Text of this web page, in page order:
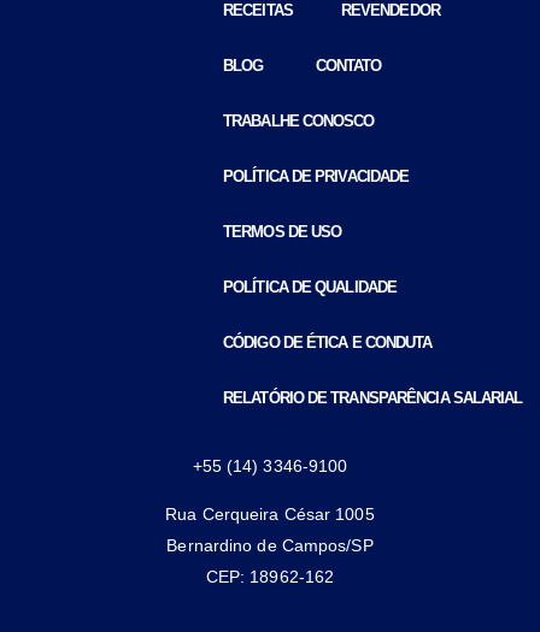
RECEITAS REVENDEDOR
BLOG ​​ CONTATO ​​
TRABALHE CONOSCO
POLÍTICA DE PRIVACIDADE
TERMOS DE USO
POLÍTICA DE QUALIDADE
CÓDIGO DE ÉTICA E CONDUTA
RELATÓRIO DE TRANSPARÊNCIA SALARIAL
+55 (14) 3346-9100
Rua Cerqueira César 1005
Bernardino de Campos/SP
CEP: 18962-162